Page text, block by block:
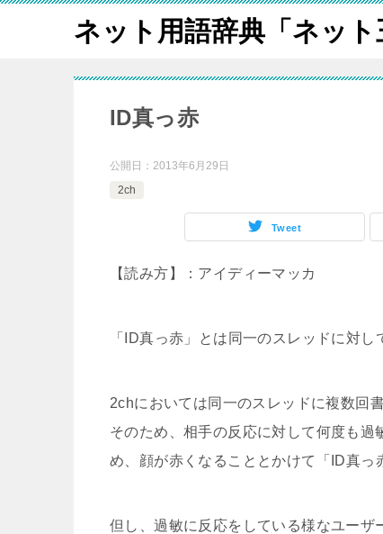
ネット用語辞典「ネット
ID真っ赤
公開日： 2013年6月29日
2ch
Tweet
【読み方】：アイディーマッカ
「ID真っ赤」とは同一のスレッドに対
2chにおいては同一のスレッドに複数回
そのため、相手の反応に対して何度も
め、顔が赤くなることとかけて「ID真っ
但し、過敏に反応をしている様なユーザ